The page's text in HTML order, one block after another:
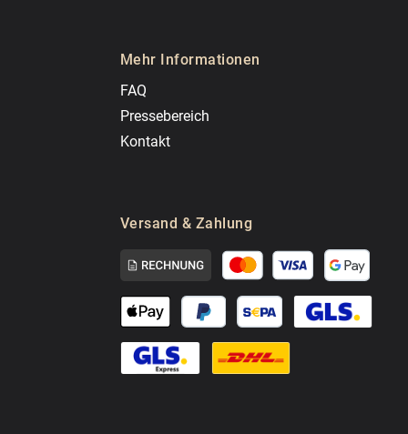
Mehr Informationen
FAQ
Pressebereich
Kontakt
Versand & Zahlung